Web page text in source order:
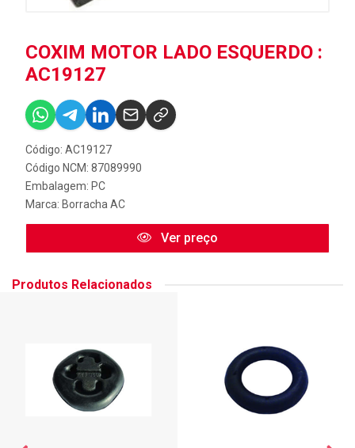
COXIM MOTOR LADO ESQUERDO :
AC19127
Código: AC19127
Código NCM: 87089990
Embalagem: PC
Marca: Borracha AC
Ver preço
Produtos Relacionados